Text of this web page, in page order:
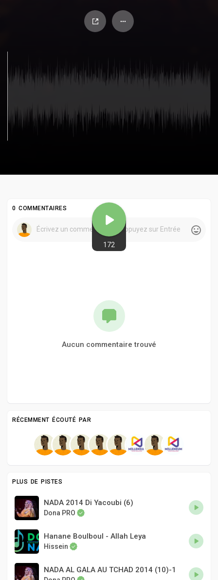
172
0 COMMENTAIRES
Aucun commentaire trouvé
RÉCEMMENT ÉCOUTÉ PAR
PLUS DE PISTES
NADA 2014 Di Yacoubi (6)
Dona PRO
Hanane Boulboul - Allah Leya
Hissein
NADA AL GALA AU TCHAD 2014 (10)-1